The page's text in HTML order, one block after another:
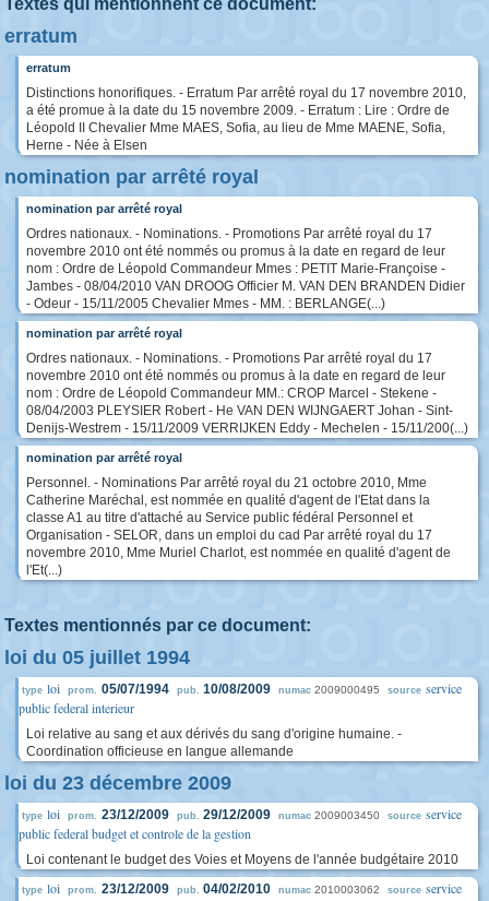
Textes qui mentionnent ce document:
erratum
erratum
Distinctions honorifiques. - Erratum Par arrêté royal du 17 novembre 2010,
a été promue à la date du 15 novembre 2009. - Erratum : Lire : Ordre de
Léopold II Chevalier Mme MAES, Sofia, au lieu de Mme MAENE, Sofia,
Herne - Née à Elsen
nomination par arrêté royal
nomination par arrêté royal
Ordres nationaux. - Nominations. - Promotions Par arrêté royal du 17
novembre 2010 ont été nommés ou promus à la date en regard de leur
nom : Ordre de Léopold Commandeur Mmes : PETIT Marie-Françoise -
Jambes - 08/04/2010 VAN DROOG Officier M. VAN DEN BRANDEN Didier
- Odeur - 15/11/2005 Chevalier Mmes - MM. : BERLANGE(...)
nomination par arrêté royal
Ordres nationaux. - Nominations. - Promotions Par arrêté royal du 17
novembre 2010 ont été nommés ou promus à la date en regard de leur
nom : Ordre de Léopold Commandeur MM.: CROP Marcel - Stekene -
08/04/2003 PLEYSIER Robert - He VAN DEN WIJNGAERT Johan - Sint-
Denijs-Westrem - 15/11/2009 VERRIJKEN Eddy - Mechelen - 15/11/200(...)
nomination par arrêté royal
Personnel. - Nominations Par arrêté royal du 21 octobre 2010, Mme
Catherine Maréchal, est nommée en qualité d'agent de l'Etat dans la
classe A1 au titre d'attaché au Service public fédéral Personnel et
Organisation - SELOR, dans un emploi du cad Par arrêté royal du 17
novembre 2010, Mme Muriel Charlot, est nommée en qualité d'agent de
l'Et(...)
Textes mentionnés par ce document:
loi du 05 juillet 1994
type loi prom. 05/07/1994 pub. 10/08/2009 numac 2009000495 source service
public federal interieur
Loi relative au sang et aux dérivés du sang d'origine humaine. -
Coordination officieuse en langue allemande
loi du 23 décembre 2009
type loi prom. 23/12/2009 pub. 29/12/2009 numac 2009003450 source service
public federal budget et controle de la gestion
Loi contenant le budget des Voies et Moyens de l'année budgétaire 2010
type loi prom. 23/12/2009 pub. 04/02/2010 numac 2010003062 source service